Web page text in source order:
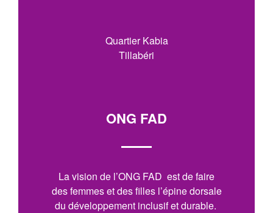
Quartier Kabia
Tillabéri
ONG FAD
La vision de l’ONG FAD est de faire
des femmes et des filles l’épine dorsale
du développement inclusif et durable.